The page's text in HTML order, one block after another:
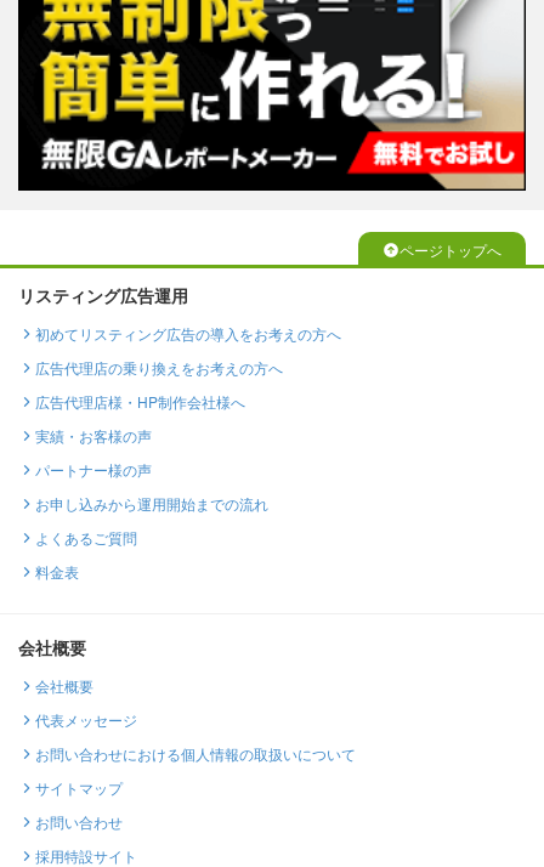
ページトップへ
リスティング広告運用
初めてリスティング広告の導入をお考えの方へ
広告代理店の乗り換えをお考えの方へ
広告代理店様・HP制作会社様へ
実績・お客様の声
パートナー様の声
お申し込みから運用開始までの流れ
よくあるご質問
料金表
会社概要
会社概要
代表メッセージ
お問い合わせにおける個人情報の取扱いについて
サイトマップ
お問い合わせ
採用特設サイト